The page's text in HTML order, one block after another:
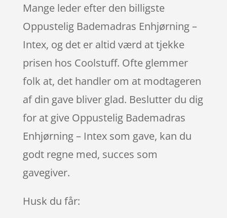
Mange leder efter den billigste
Oppustelig Bademadras Enhjørning –
Intex, og det er altid værd at tjekke
prisen hos Coolstuff. Ofte glemmer
folk at, det handler om at modtageren
af din gave bliver glad. Beslutter du dig
for at give Oppustelig Bademadras
Enhjørning – Intex som gave, kan du
godt regne med, succes som
gavegiver.
Husk du får: